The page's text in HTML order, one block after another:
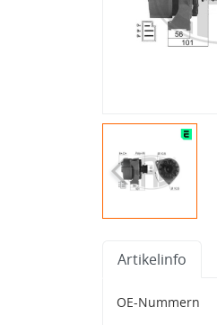
Artikelinfo
OE-Nummern